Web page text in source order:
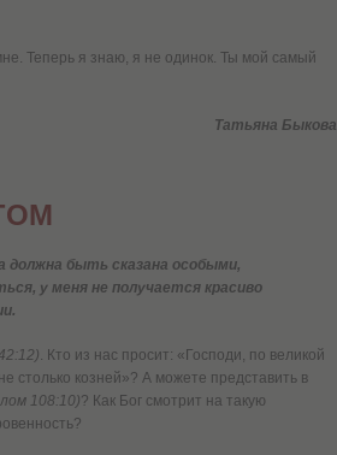
Теперь я знаю, я не одинок. Ты мой самый
Татьяна Быкова
быть сказана особыми,
у меня не получается красиво
. Кто из нас просит: «Господи, по великой
столько козней»? А можете представить в
108:10)? Как Бог смотрит на такую